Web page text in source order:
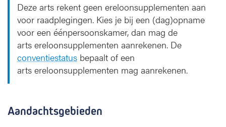
Deze arts rekent geen ereloonsupplementen aan
voor raadplegingen. Kies je bij een (dag)opname
voor een éénpersoonskamer, dan mag de
arts ereloonsupplementen aanrekenen. De
conventiestatus bepaalt of een
arts ereloonsupplementen mag aanrekenen.
Aandachtsgebieden